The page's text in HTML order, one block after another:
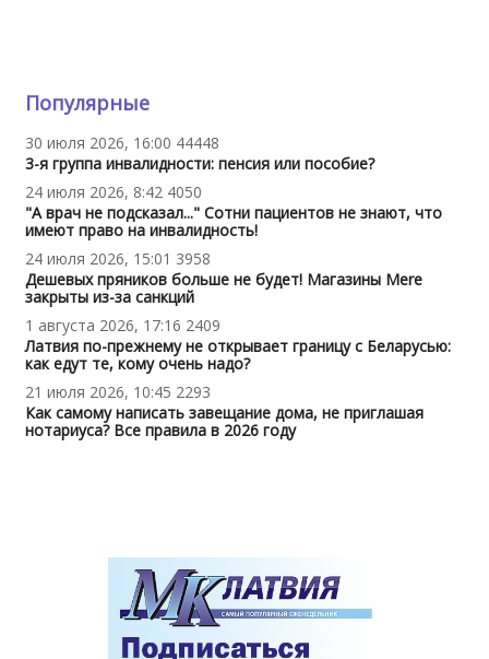
Популярные
30 июля 2026, 16:00 44448
3-я группа инвалидности: пенсия или пособие?
24 июля 2026, 8:42 4050
"А врач не подсказал..." Сотни пациентов не знают, что
имеют право на инвалидность!
24 июля 2026, 15:01 3958
Дешевых пряников больше не будет! Магазины Mere
закрыты из-за санкций
1 августа 2026, 17:16 2409
Латвия по-прежнему не открывает границу с Беларусью:
как едут те, кому очень надо?
21 июля 2026, 10:45 2293
Как самому написать завещание дома, не приглашая
нотариуса? Все правила в 2026 году